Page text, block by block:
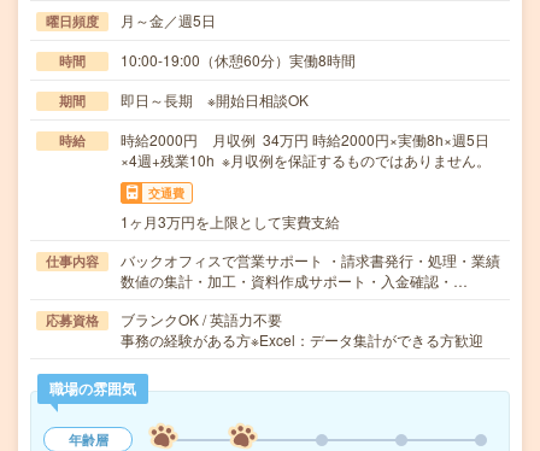
曜日頻度 月～金／週5日
時間 10:00-19:00（休憩60分）実働8時間
期間 即日～長期 ※開始日相談OK
時給
時給2000円 月収例 34万円 時給2000円×実働8h×週5日
×4週+残業10h ※月収例を保証するものではありません。
交通費
1ヶ月3万円を上限として実費支給
仕事内容
バックオフィスで営業サポート ・請求書発行・処理・業績
数値の集計・加工・資料作成サポート・入金確認・…
応募資格
ブランクOK / 英語力不要
事務の経験がある方※Excel：データ集計ができる方歓迎
職場の雰囲気
年齢層